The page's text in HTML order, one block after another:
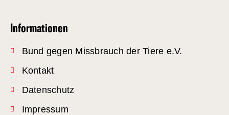
Informationen
Bund gegen Missbrauch der Tiere e.V.
Kontakt
Datenschutz
Impressum